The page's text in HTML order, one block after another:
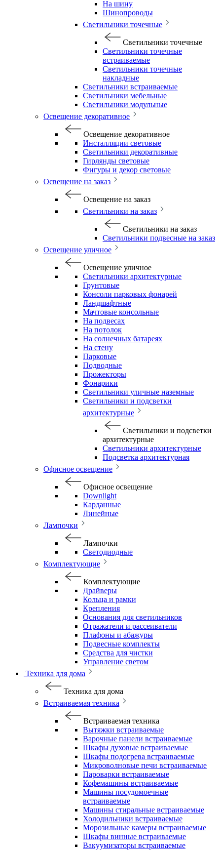
На шину
Шинопроводы
Светильники точечные
Светильники точечные
Светильники точечные
встраиваемые
Светильники точечные
накладные
Светильники встраиваемые
Светильники мебельные
Светильники модульные
Освещение декоративное
Освещение декоративное
Инсталляции световые
Светильники декоративные
Гирлянды световые
Фигуры и декор световые
Освещение на заказ
Освещение на заказ
Светильники на заказ
Светильники на заказ
Светильники подвесные на заказ
Освещение уличное
Освещение уличное
Светильники архитектурные
Грунтовые
Консоли парковых фонарей
Ландшафтные
Мачтовые консольные
На подвесах
На потолок
На солнечных батареях
На стену
Парковые
Подводные
Прожекторы
Фонарики
Светильники уличные наземные
Светильники и подсветки
архитектурные
Светильники и подсветки
архитектурные
Светильники архитектурные
Подсветка архитектурная
Офисное освещение
Офисное освещение
Downlight
Карданные
Линейные
Лампочки
Лампочки
Светодиодные
Комплектующие
Комплектующие
Драйверы
Кольца и рамки
Крепления
Основания для светильников
Отражатели и рассеиватели
Плафоны и абажуры
Подвесные комплекты
Средства для чистки
Управление светом
Техника для дома
Техника для дома
Встраиваемая техника
Встраиваемая техника
Вытяжки встраиваемые
Варочные панели встраиваемые
Шкафы духовые встраиваемые
Шкафы подогрева встраиваемые
Микроволновые печи встраиваемые
Пароварки встраиваемые
Кофемашины встраиваемые
Машины посудомоечные
встраиваемые
Машины стиральные встраиваемые
Холодильники встраиваемые
Морозильные камеры встраиваемые
Шкафы винные встраиваемые
Вакуумизаторы встраиваемые